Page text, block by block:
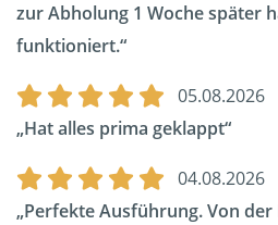
zur Abholung 1 Woche später
funktioniert.
05.08.2026
Hat alles prima geklappt
04.08.2026
Perfekte Ausführung. Von